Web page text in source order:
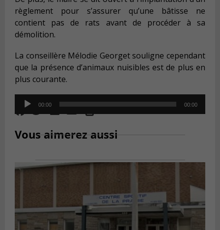
règlement pour s’assurer qu’une bâtisse ne
contient pas de rats avant de procéder à sa
démolition.
La conseillère Mélodie Georget souligne cependant
que la présence d’animaux nuisibles est de plus en
plus courante.
Audio
Player
00:00 00:00
Vous aimerez aussi